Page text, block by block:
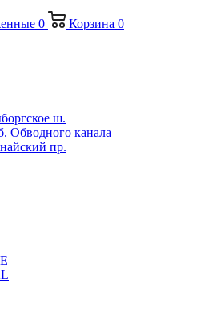
0 Корзина 0
ш.
Обводного канала
пр.